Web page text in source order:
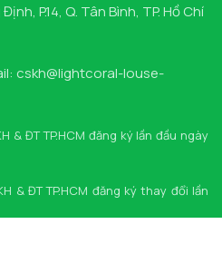
P.14, Q. Tân Bình, TP. Hồ Chí
cskh@lightcoral-louse-
& ĐT TP.HCM đăng ký lần đầu ngày
& ĐT TP.HCM đăng ký thay đổi lần